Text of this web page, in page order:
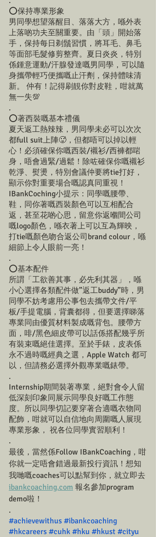
⭕️保持專業形象
男同學想望落醒目、落落大方，喺外表
上落啲功夫至關重要。由「頭」開始落
手，保持每日剃鬚習慣，將耳毛、鼻毛
等面部毛髮修剪整齊。夏日炎炎，特別
係鍾意運動/汗腺發達嘅男同學，可以隨
身攜帶輕巧便攜嘅止汗劑，保持體味清
新。 仲有！記得刷靚你對皮鞋，咁就萬
無一失💯
.
⭕️著西裝嘅基本禮儀
夏天返工熱辣辣，男同學未必可以次次
都full suit上陣🥵，但都唔可以掉以輕
心！必須確保你嘅西裝/襯衫/西褲都啱
身，唔會過緊/過鬆！除咗確保你嘅襯衫
乾淨、熨燙，特別會議仲要將tie打好，
顯示你對重要場合嘅認真同重視！
IBankCoching小提示：同學嘅腰帶、
鞋，同你著嘅西裝顏色可以互相配合
返，甚至花啲心思，留意你返嗰間公司
嘅logo顏色，喺衣著上可以互為輝映，
打tie嘅顏色吻合返公司brand colour，喺
細節上令人眼前一亮！
.
⭕️基本配件
所謂「工欲善其事，必先利其器」，喺
小心選擇各類配件做”返工buddy”時，男
同學不妨考慮用公事包去攜帶文件/平
板/手提電腦，背囊都得，但要選擇睇落
專業同由優質材料製成嘅背包。腰帶方
面，啡/黑色細皮帶可以話係搭配幾乎所
有裝束嘅絕佳選擇。至於手錶，皮表係
永不過時嘅經典之選，Apple Watch 都可
以，但請務必選擇外觀專業嘅錶帶。
.
Internship期間裝著專業，絕對會令人留
低深刻印象同展示同學良好嘅工作態
度。所以同學切記要穿著合適嘅衣物同
配飾，咁就可以自信地向周圍嘅人展現
專業形象， 祝各位同學實習順利！
.
最後，當然係Follow IBankCoaching，咁
你就一定唔會錯過最新投行資訊！想知
我哋嘅coaches可以點幫到你，就立即去
ibankcoaching.com 報名參加program
demo啦！
.
#achievewithus #ibankcoaching
#hkcareers #cuhk #hku #hkust #cityu